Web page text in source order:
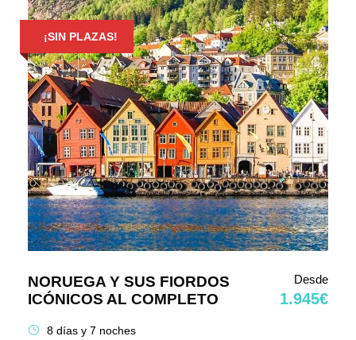
¡SIN PLAZAS!
NORUEGA Y SUS FIORDOS
ICÓNICOS AL COMPLETO
Desde
1.945€
8 días y 7 noches